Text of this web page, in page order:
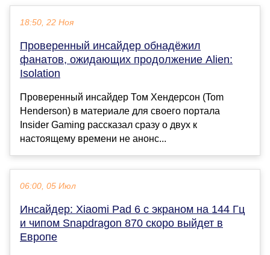
18:50, 22 Ноя
Проверенный инсайдер обнадёжил
фанатов, ожидающих продолжение Alien:
Isolation
Проверенный инсайдер Том Хендерсон (Tom
Henderson) в материале для своего портала
Insider Gaming рассказал сразу о двух к
настоящему времени не анонс...
06:00, 05 Июл
Инсайдер: Xiaomi Pad 6 c экраном на 144 Гц
и чипом Snapdragon 870 скоро выйдет в
Европе